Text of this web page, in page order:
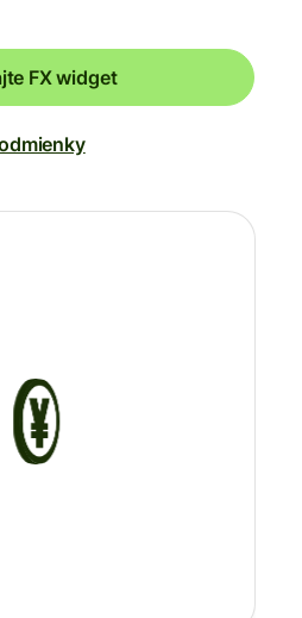
FX widget